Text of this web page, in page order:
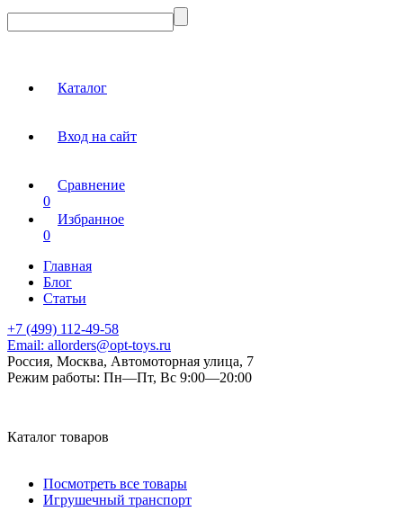
Каталог
Вход на сайт
Сравнение
0
Избранное
0
Главная
Блог
Статьи
+7 (499) 112-49-58
Email: allorders@opt-toys.ru
Россия, Москва, Автомоторная улица, 7
Режим работы: Пн—Пт, Вс 9:00—20:00
Каталог товаров
Посмотреть все товары
Игрушечный транспорт